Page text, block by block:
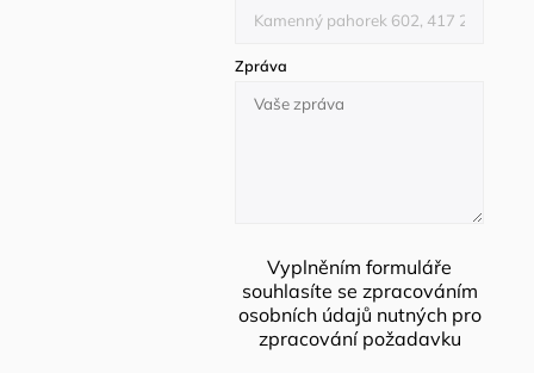
Zpráva
Vyplněním formuláře
souhlasíte se zpracováním
osobních údajů nutných pro
zpracování požadavku